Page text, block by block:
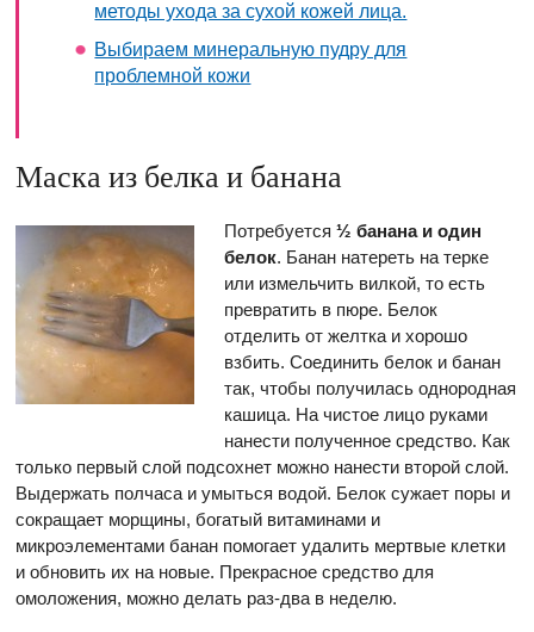
методы ухода за сухой кожей лица.
Выбираем минеральную пудру для
проблемной кожи
Маска из белка и банана
Потребуется ½ банана и один
белок. Банан натереть на терке
или измельчить вилкой, то есть
превратить в пюре. Белок
отделить от желтка и хорошо
взбить. Соединить белок и банан
так, чтобы получилась однородная
кашица. На чистое лицо руками
нанести полученное средство. Как
только первый слой подсохнет можно нанести второй слой.
Выдержать полчаса и умыться водой. Белок сужает поры и
сокращает морщины, богатый витаминами и
микроэлементами банан помогает удалить мертвые клетки
и обновить их на новые. Прекрасное средство для
омоложения, можно делать раз-два в неделю.